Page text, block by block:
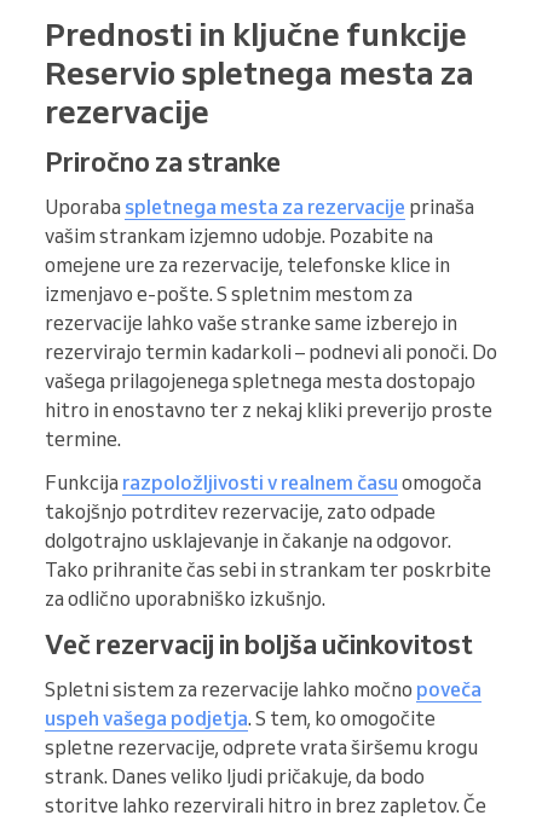
Prednosti in ključne funkcije
Reservio spletnega mesta za
rezervacije
Priročno za stranke
Uporaba spletnega mesta za rezervacije prinaša
vašim strankam izjemno udobje. Pozabite na
omejene ure za rezervacije, telefonske klice in
izmenjavo e-pošte. S spletnim mestom za
rezervacije lahko vaše stranke same izberejo in
rezervirajo termin kadarkoli – podnevi ali ponoči. Do
vašega prilagojenega spletnega mesta dostopajo
hitro in enostavno ter z nekaj kliki preverijo proste
termine.
Funkcija razpoložljivosti v realnem času omogoča
takojšnjo potrditev rezervacije, zato odpade
dolgotrajno usklajevanje in čakanje na odgovor.
Tako prihranite čas sebi in strankam ter poskrbite
za odlično uporabniško izkušnjo.
Več rezervacij in boljša učinkovitost
Spletni sistem za rezervacije lahko močno poveča
uspeh vašega podjetja. S tem, ko omogočite
spletne rezervacije, odprete vrata širšemu krogu
strank. Danes veliko ljudi pričakuje, da bodo
storitve lahko rezervirali hitro in brez zapletov. Če